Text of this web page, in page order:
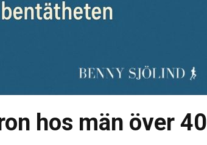
hos män över 40